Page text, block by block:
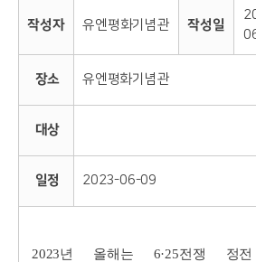
작성자 유엔평화기념관 작성일
장소 유엔평화기념관
대상
일정 2023-06-09
2023년 올해는 6·25전쟁 정